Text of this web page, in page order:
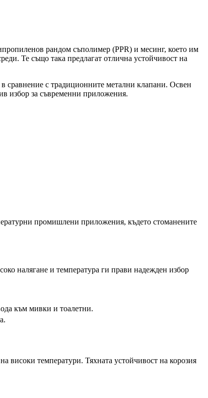
рандом съполимер (PPR) и месинг, което им
Те също така предлагат отлична устойчивост на
сравнение с традиционните метални клапани. Освен
избор за съвременни приложения.
промишлени приложения, където стоманените
налягане и температура ги прави надежден избор
към мивки и тоалетни.
високи температури. Тяхната устойчивост на корозия